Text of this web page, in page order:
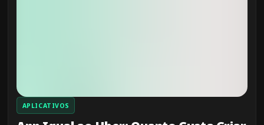
APLICATIVOS